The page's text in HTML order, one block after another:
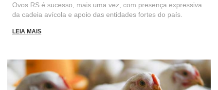
Ovos RS é sucesso, mais uma vez, com presença expressiva
da cadeia avícola e apoio das entidades fortes do país.
LEIA MAIS